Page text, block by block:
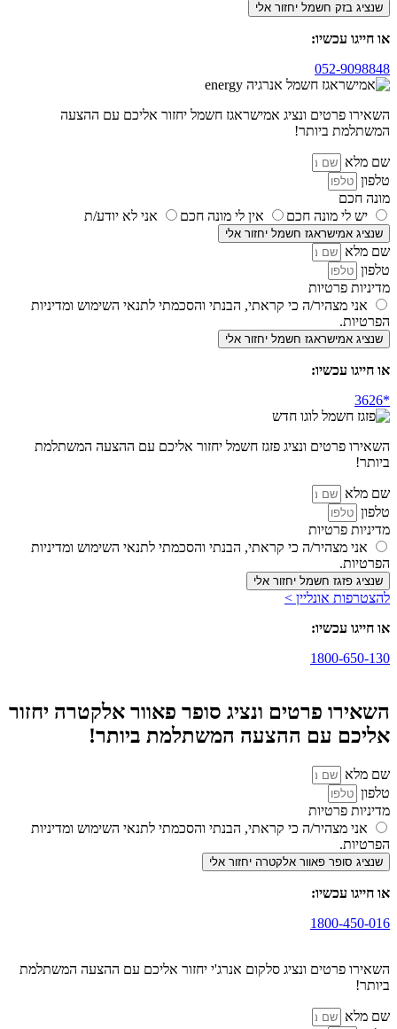
שנציג בזק חשמל יחזור אלי
או חייגו עכשיו:
052-9098848
השאירו פרטים ונציג אמישראגז חשמל יחזור אליכם עם ההצעה
המשתלמת ביותר!
שם מלא
טלפון
מונה חכם
יש לי מונה חכם
אין לי מונה חכם אני לא יודע/ת
שנציג אמישראגז חשמל יחזור אלי
שם מלא
טלפון
מדיניות פרטיות
אני מצהיר/ה כי קראתי, הבנתי והסכמתי לתנאי השימוש ומדיניות
הפרטיות.
שנציג אמישראגז חשמל יחזור אלי
או חייגו עכשיו:
השאירו פרטים ונציג פזגז חשמל יחזור אליכם עם ההצעה המשתלמת
ביותר!
שם מלא
טלפון
מדיניות פרטיות
אני מצהיר/ה כי קראתי, הבנתי והסכמתי לתנאי השימוש ומדיניות
הפרטיות.
שנציג פזגז חשמל יחזור אלי
להצטרפות אונליין >
או חייגו עכשיו:
1800-650-130
השאירו פרטים ונציג סופר פאוור אלקטרה יחזור
אליכם עם ההצעה המשתלמת ביותר!
שם מלא
טלפון
מדיניות פרטיות
אני מצהיר/ה כי קראתי, הבנתי והסכמתי לתנאי השימוש ומדיניות
הפרטיות.
שנציג סופר פאוור אלקטרה יחזור אלי
או חייגו עכשיו:
1800-450-016
השאירו פרטים ונציג סלקום אנרג'י יחזור אליכם עם ההצעה המשתלמת
ביותר!
שם מלא